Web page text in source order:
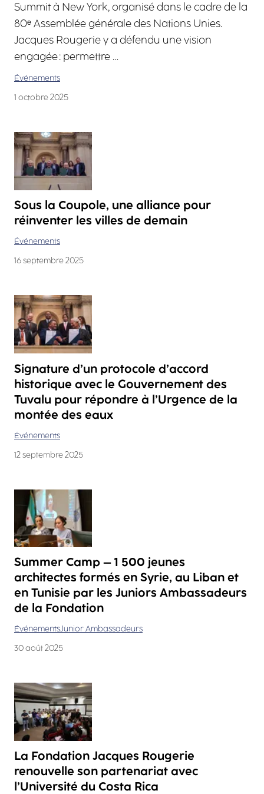
Summit à New York, organisé dans le cadre de la
80ᵉ Assemblée générale des Nations Unies.
Jacques Rougerie y a défendu une vision
engagée : permettre …
Événements
1 octobre 2025
Sous la Coupole, une alliance pour
réinventer les villes de demain
Événements
16 septembre 2025
Signature d’un protocole d’accord
historique avec le Gouvernement des
Tuvalu pour répondre à l’Urgence de la
montée des eaux
Événements
12 septembre 2025
Summer Camp – 1 500 jeunes
architectes formés en Syrie, au Liban et
en Tunisie par les Juniors Ambassadeurs
de la Fondation
ÉvénementsJunior Ambassadeurs
30 août 2025
La Fondation Jacques Rougerie
renouvelle son partenariat avec
l’Université du Costa Rica